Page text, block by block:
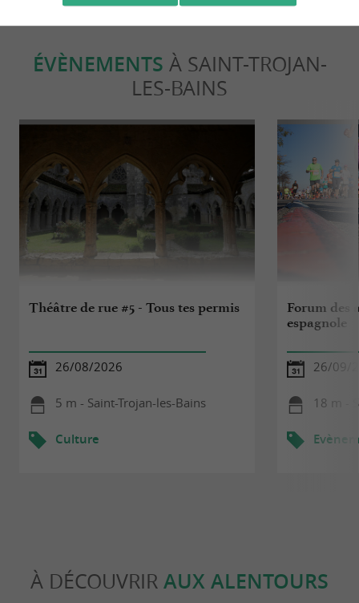
ÉVÈNEMENTS À SAINT-TROJAN-
LES-BAINS
Théâtre de rue #5 - Tous tes permis
26/08/2026
5 m - Saint-Trojan-les-Bains
Culture
Forum des
espagnole
26/09/
18 m -
À DÉCOUVRIR AUX ALENTOURS